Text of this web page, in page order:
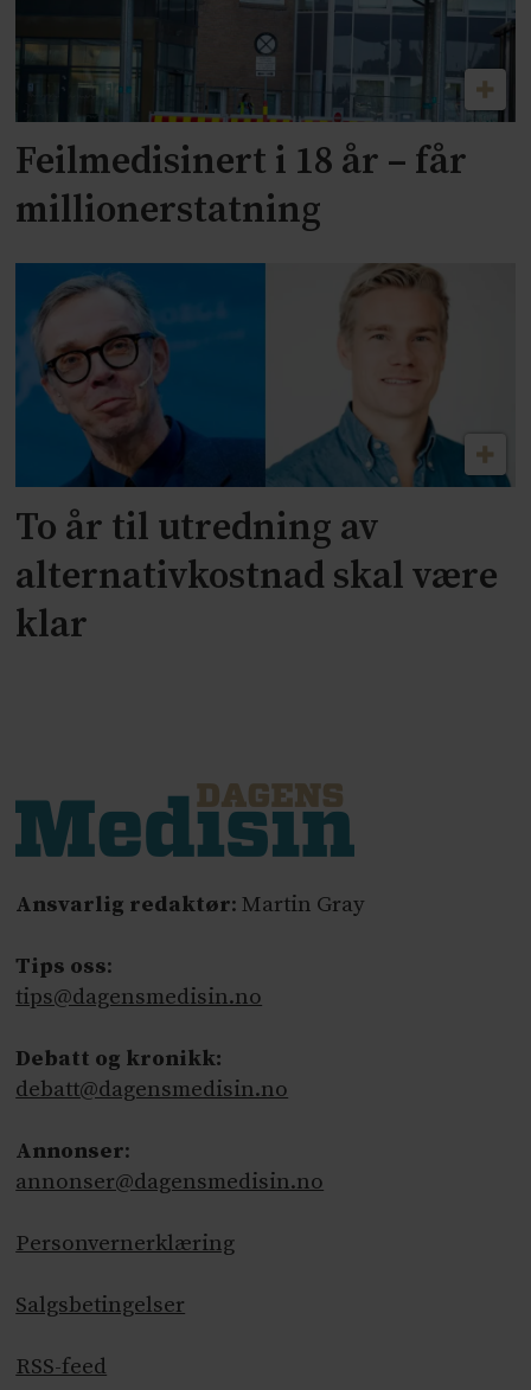
Feilmedisinert i 18 år – får
millionerstatning
To år til utredning av
alternativkostnad skal være
klar
Ansvarlig redaktør: Martin Gray
Tips oss:
tips@dagensmedisin.no
Debatt og kronikk:
debatt@dagensmedisin.no
Annonser:
annonser@dagensmedisin.no
Personvernerklæring
Salgsbetingelser
RSS-feed